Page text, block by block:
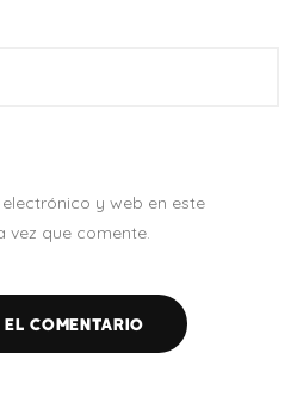
y web en este
vez que comente.